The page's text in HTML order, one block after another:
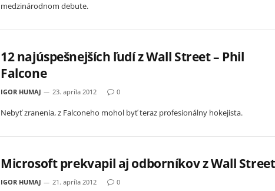
medzinárodnom debute.
12 najúspešnejších ľudí z Wall Street – Phil
Falcone
IGOR HUMAJ 23. apríla 2012 0
Nebyť zranenia, z Falconeho mohol byť teraz profesionálny hokejista.
Microsoft prekvapil aj odborníkov z Wall Street
IGOR HUMAJ 21. apríla 2012 0